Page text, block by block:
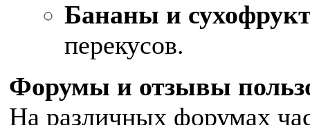
Бананы и
перекусов.
Форумы и отзывы
На различных форумах